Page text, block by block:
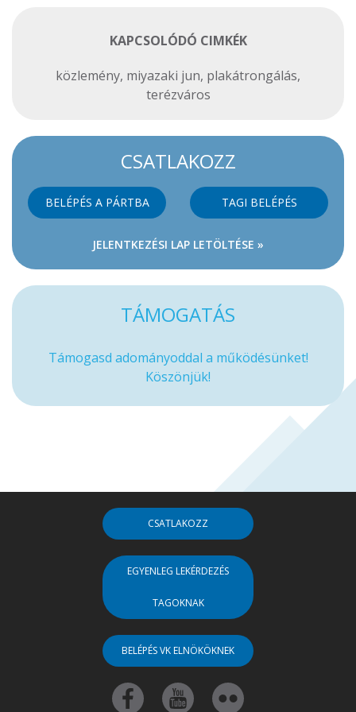
KAPCSOLÓDÓ CIMKÉK
közlemény, miyazaki jun, plakátrongálás,
terézváros
CSATLAKOZZ
BELÉPÉS A PÁRTBA TAGI BELÉPÉS
JELENTKEZÉSI LAP LETÖLTÉSE »
TÁMOGATÁS
Támogasd adományoddal a működésünket!
Köszönjük!
CSATLAKOZZ
EGYENLEG LEKÉRDEZÉS
TAGOKNAK
BELÉPÉS VK ELNÖKÖKNEK